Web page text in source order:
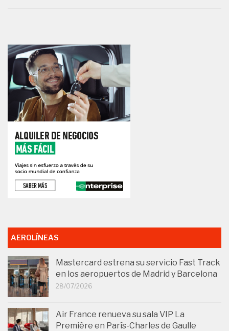
AEROLÍNEAS
Mastercard estrena su servicio Fast Track
en los aeropuertos de Madrid y Barcelona
28/07/2026
Air France renueva su sala VIP La
Première en París-Charles de Gaulle